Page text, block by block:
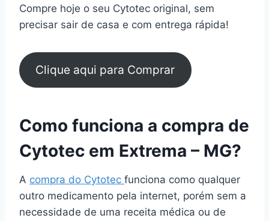
Compre hoje o seu Cytotec original, sem
precisar sair de casa e com entrega rápida!
Clique aqui para Comprar
Como funciona a compra de
Cytotec em Extrema – MG?
A compra do Cytotec funciona como qualquer
outro medicamento pela internet, porém sem a
necessidade de uma receita médica ou de